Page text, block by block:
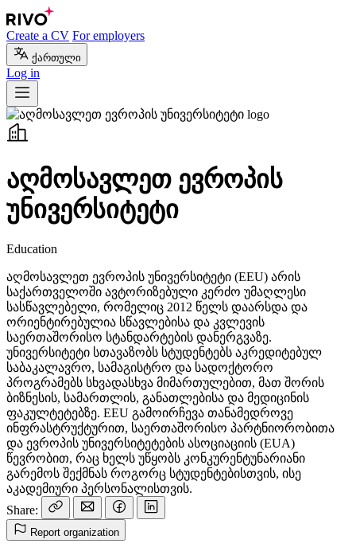
Create a CV For employers
ქართული
Log in
აღმოსავლეთ ევროპის
უნივერსიტეტი
Education
აღმოსავლეთ ევროპის უნივერსიტეტი (EEU) არის
საქართველოში ავტორიზებული კერძო უმაღლესი
სასწავლებელი, რომელიც 2012 წელს დაარსდა და
ორიენტირებულია სწავლებისა და კვლევის
საერთაშორისო სტანდარტების დანერგვაზე.
უნივერსიტეტი სთავაზობს სტუდენტებს აკრედიტებულ
საბაკალავრო, სამაგისტრო და სადოქტორო
პროგრამებს სხვადასხვა მიმართულებით, მათ შორის
ბიზნესის, სამართლის, განათლებისა და მედიცინის
ფაკულტეტებზე. EEU გამოირჩევა თანამედროვე
ინფრასტრუქტურით, საერთაშორისო პარტნიორობითა
და ევროპის უნივერსიტეტების ასოციაციის (EUA)
წევრობით, რაც ხელს უწყობს კონკურენტუნარიანი
გარემოს შექმნას როგორც სტუდენტებისთვის, ისე
აკადემიური პერსონალისთვის.
Share:
Report organization